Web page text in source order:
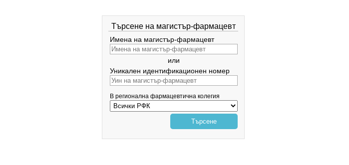
Търсене на магистър-фармацевт
Имена на магистър-фармацевт
или
Уникален идентификационен номер
В регионална фармацевтична колегия
Търсене